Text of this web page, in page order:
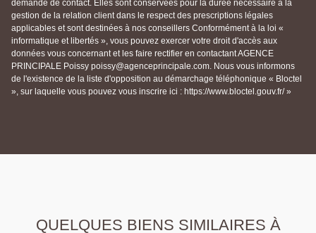
demande de contact. Elles sont conservées pour la durée nécessaire à la
gestion de la relation client dans le respect des prescriptions légales
applicables et sont destinées à nos conseillers Conformément à la loi «
informatique et libertés », vous pouvez exercer votre droit d'accès aux
données vous concernant et les faire rectifier en contactant AGENCE
PRINCIPALE Poissy poissy@agenceprincipale.com. Nous vous informons
de l'existence de la liste d'opposition au démarchage téléphonique « Bloctel
», sur laquelle vous pouvez vous inscrire ici : https://www.bloctel.gouv.fr/ »
QUELQUES BIENS SIMILAIRES À